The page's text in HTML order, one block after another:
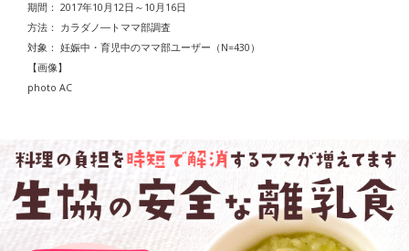
期間： 2017年10 月 12日～ 10 月 16日
方法：
カラダノ―トママ部調査
対象： 妊娠中・育児中のママ部ユーザー（ N=430 ）
【画像】
photo AC